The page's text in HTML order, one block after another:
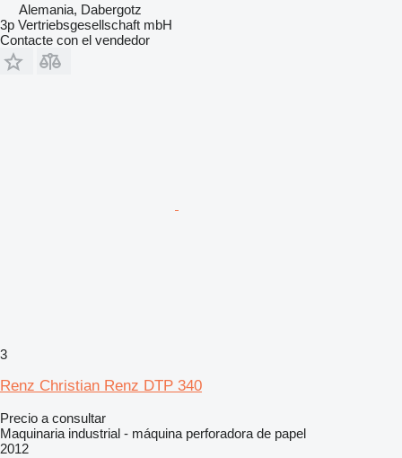
Alemania, Dabergotz
3p Vertriebsgesellschaft mbH
Contacte con el vendedor
3
Renz Christian Renz DTP 340
Precio a consultar
Maquinaria industrial - máquina perforadora de papel
2012